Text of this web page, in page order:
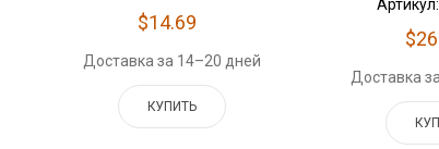
$14.69
Доставка за 14–20 дней
КУПИТЬ
Доставка